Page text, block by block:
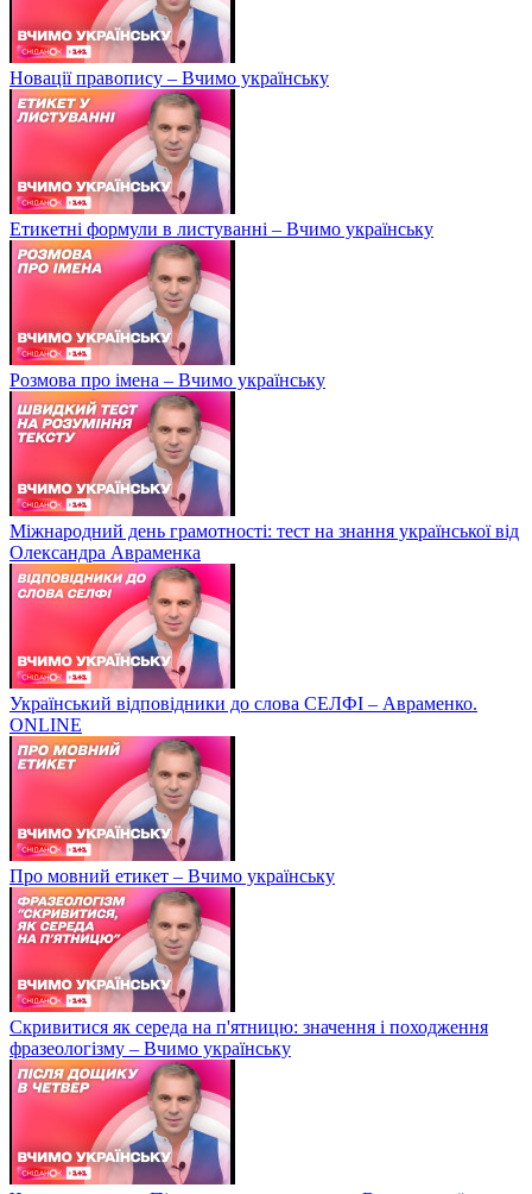
Новації правопису – Вчимо українську
Етикетні формули в листуванні – Вчимо українську
Розмова про імена – Вчимо українську
Міжнародний день грамотності: тест на знання української від
Олександра Авраменка
Український відповідники до слова СЕЛФІ – Авраменко.
ONLINE
Про мовний етикет – Вчимо українську
Скривитися як середа на п'ятницю: значення і походження
фразеологізму – Вчимо українську